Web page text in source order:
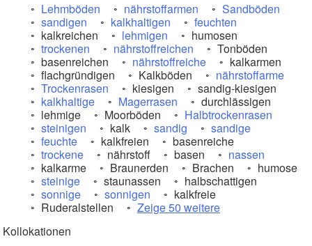
Lehmböden
nährstoffarmen
Sandböden
sandigen
kalkhaltigen
feuchten
kalkreichen
lehmigen
humosen
trockenen
nährstoffreichen
Tonböden
basenreichen
nährstoffreiche
kalkarmen
flachgründigen
Kalkböden
nährstoffarme
Trockenrasen
kiesigen
sandig-kiesigen
kalkhaltige
Magerrasen
durchlässigen
lehmige
Moorböden
Halbtrockenrasen
steinigen
kalk sandig
sandige
feuchte
kalkfreien
basenreiche
trockene
nährstoff basen
nassen
kalkarme
Braunerden Brachen
humose
steinige
staunassen
halbschattigen
sonnige
sonnigen
kalkfreie
Ruderalstellen
Zeige 50 weitere
Kollokationen